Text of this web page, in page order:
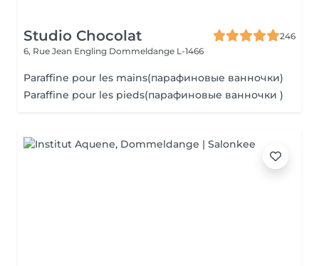
Studio Chocolat
246
6, Rue Jean Engling Dommeldange L-1466
Paraffine pour les mains(парафиновые ванночки)
Paraffine pour les pieds(парафиновые ванночки )